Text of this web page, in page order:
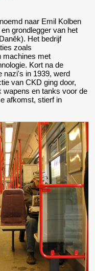
naar Emil Kolben
grondlegger van het
Het bedrijf
zoals
machines met
Kort na de
nazi's in 1939, werd
van CKD ging door,
wapens en tanks voor de
afkomst, stierf in